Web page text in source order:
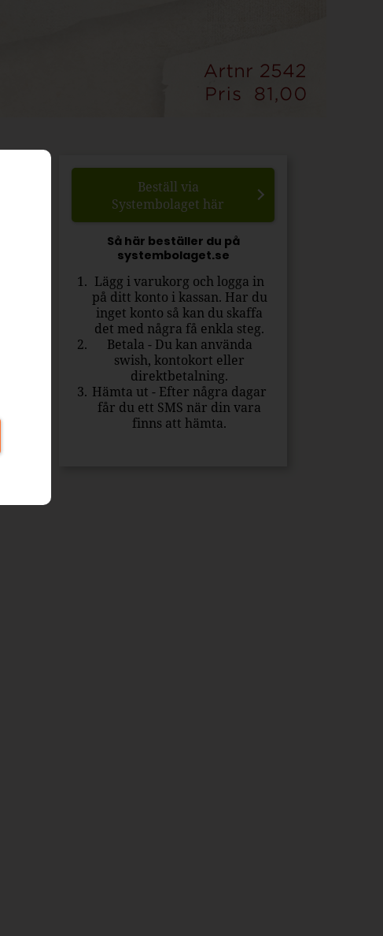
Beställ via
Systembolaget här
Så här beställer du på
systembolaget.se
Lägg i varukorg och logga in
på ditt konto i kassan. Har du
inget konto så kan du skaffa
det med några få enkla steg.
Betala - Du kan använda
swish, kontokort eller
direktbetalning.
Hämta ut - Efter några dagar
får du ett SMS när din vara
finns att hämta.